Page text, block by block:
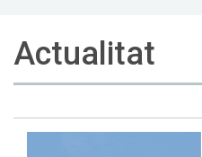
Actualitat